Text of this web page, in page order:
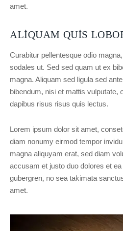
amet.
ALIQUAM QUIS
Curabitur pellentesque odio
sodales ut. Sed sed quam ut ex
magna. Aliquam sed ligula sed
bibendum, nisi et mattis vulputate,
dapibus risus risus quis lectus.
Lorem ipsum dolor sit amet,
diam nonumy eirmod tempor
magna aliquyam erat, sed diam
accusam et justo duo dolores et
gubergren, no sea takimata
amet.